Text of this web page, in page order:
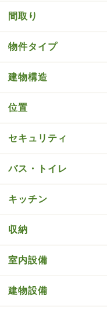
間取り
物件タイプ
建物構造
位置
セキュリティ
バス・トイレ
キッチン
収納
室内設備
建物設備